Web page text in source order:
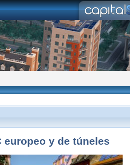
europeo y de túneles